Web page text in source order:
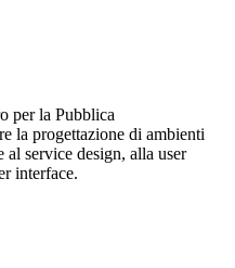
per la Pubblica
la progettazione di ambienti
service design, alla user
interface.